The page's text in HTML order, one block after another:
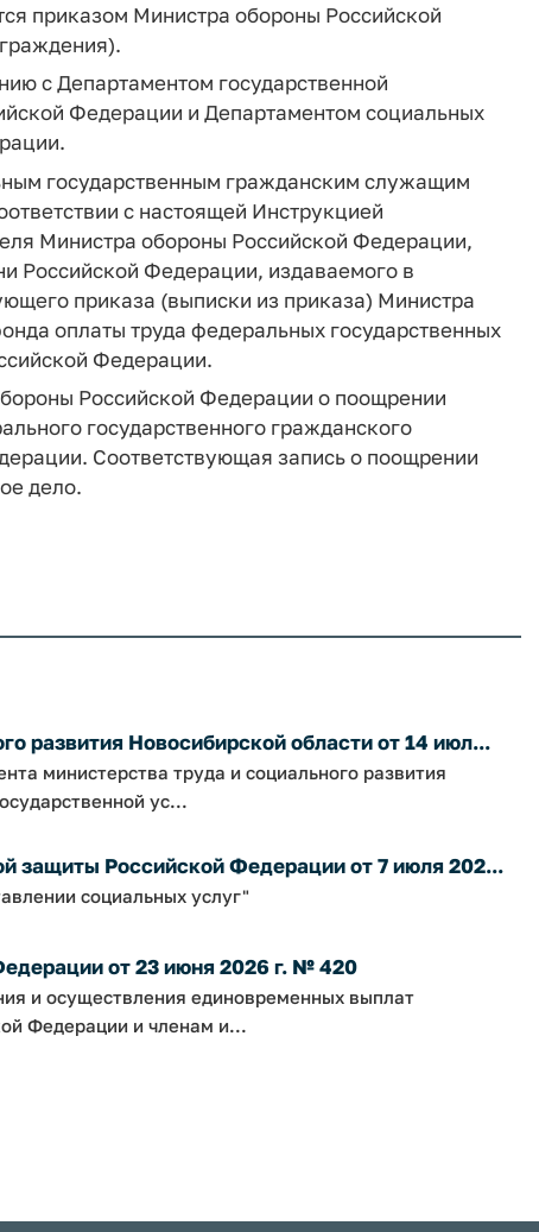
приказом Министра обороны Российской
с Департаментом государственной
Федерации и Департаментом социальных
государственным гражданским служащим
с настоящей Инструкцией
Министра обороны Российской Федерации,
Российской Федерации, издаваемого в
приказа (выписки из приказа) Министра
оплаты труда федеральных государственных
Федерации.
Российской Федерации о поощрении
государственного гражданского
Соответствующая запись о поощрении
дело.
развития Новосибирской области от 14 июл...
министерства труда и социального развития
ус...
защиты Российской Федерации от 7 июля 202...
социальных услуг"
от 23 июня 2026 г. № 420
и осуществления единовременных выплат
Федерации и членам и...